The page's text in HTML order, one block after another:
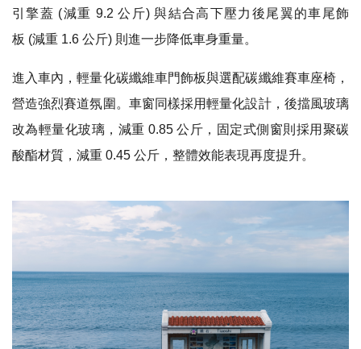
引擎蓋 (減重 9.2 公斤) 與結合高下壓力後尾翼的車尾飾
板 (減重 1.6 公斤) 則進一步降低車身重量。
進入車內，輕量化碳纖維車門飾板與選配碳纖維賽車座椅，
營造強烈賽道氛圍。車窗同樣採用輕量化設計，後擋風玻璃
改為輕量化玻璃，減重 0.85 公斤，固定式側窗則採用聚碳
酸酯材質，減重 0.45 公斤，整體效能表現再度提升。